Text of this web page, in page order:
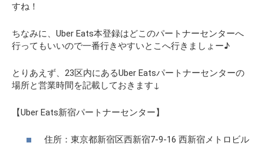
すね！
ちなみに、Uber Eats本登録はどこのパートナーセンターへ
行ってもいいので一番行きやすいとこへ行きましょー♪
とりあえず、23区内にあるUber Eatsパートナーセンターの
場所と営業時間を記載しておきます↓
【Uber Eats新宿パートナーセンター】
住所：東京都新宿区西新宿7-9-16 西新宿メトロビル